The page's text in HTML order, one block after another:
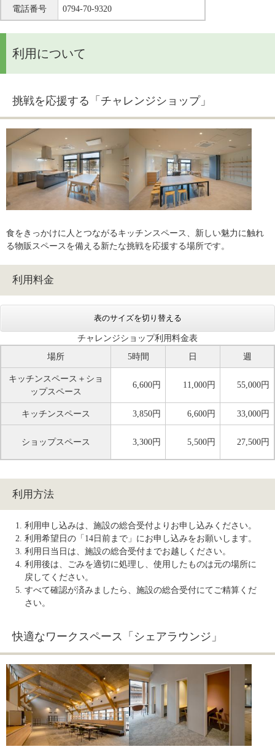
電話番号 0794-70-9320
利用について
挑戦を応援する「チャレンジショップ」
食をきっかけに人とつながるキッチンスペース、新しい魅力に触れ
る物販スペースを備える新たな挑戦を応援する場所です。
利用料金
表のサイズを切り替える
チャレンジショップ利用料金表
場所
5時間 日 週
キッチンスペース＋ショ
ップスペース
6,600円 11,000円 55,000円
キッチンスペース 3,850円 6,600円 33,000円
ショップスペース 3,300円 5,500円 27,500円
利用方法
利用申し込みは、施設の総合受付よりお申し込みください。
利用希望日の「14日前まで」にお申し込みをお願いします。
利用日当日は、施設の総合受付までお越しください。
利用後は、ごみを適切に処理し、使用したものは元の場所に
戻してください。
すべて確認が済みましたら、施設の総合受付にてご精算くだ
さい。
快適なワークスペース「シェアラウンジ」